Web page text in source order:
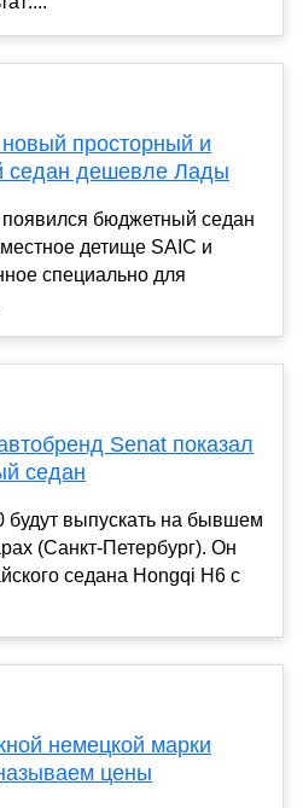
просторный и
седан дешевле Лады
бюджетный седан
детище SAIC и
специально для
Senat показал
седан
будут выпускать на бывшем
(Санкт-Петербург). Он
седана Hongqi H6 с
немецкой марки
цены